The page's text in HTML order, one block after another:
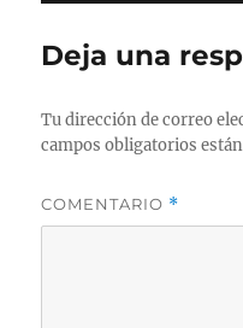
Deja una
Tu dirección de correo
campos obligatorios
COMENTARIO *